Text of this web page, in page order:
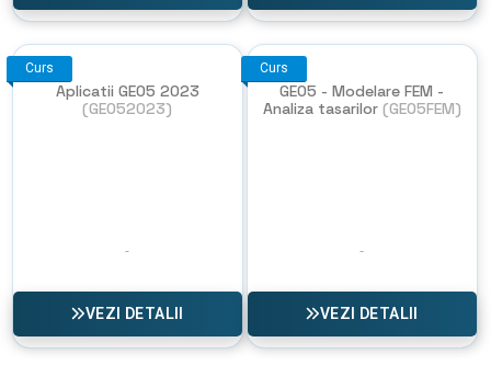
Curs
Aplicatii GEO5 2023
(GEO52023)
VEZI DETALII
Curs
GEO5 - Modelare FEM -
Analiza tasarilor (GEO5FEM)
VEZI DETALII